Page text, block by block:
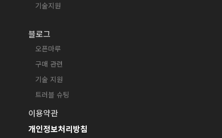
기술지원
블로그
오픈마루
구매 관련
기술 지원
트러블 슈팅
이용약관
개인정보처리방침